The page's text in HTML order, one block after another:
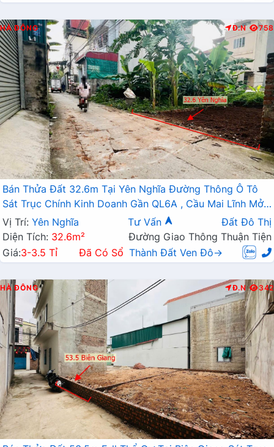
HÀ ĐÔNG Đ.N 758
Bán Thửa Đất 32.6m Tại Yên Nghĩa Đường Thông Ô Tô
Sát Trục Chính Kinh Doanh Gần QL6A , Cầu Mai Lĩnh Mở
Rộng
Vị Trí: Yên Nghĩa Tư Vấn
Đất Đô Thị
Diện Tích: 32.6m²
Đường Giao Thông Thuận Tiện
Giá:3-3.5 Tỉ Đã Có Sổ Thành Đất Ven Đô→
HÀ ĐÔNG Đ.N 342